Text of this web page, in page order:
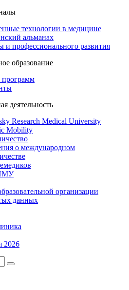
технологии в медицине
альманах
и профессионального развития
образование
программ
деятельность
Research Medical University
Mobility
о международном
организации
данных
2026